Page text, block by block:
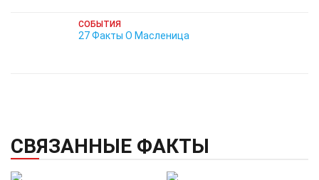
СОБЫТИЯ
27 Факты О Масленица
СВЯЗАННЫЕ ФАКТЫ